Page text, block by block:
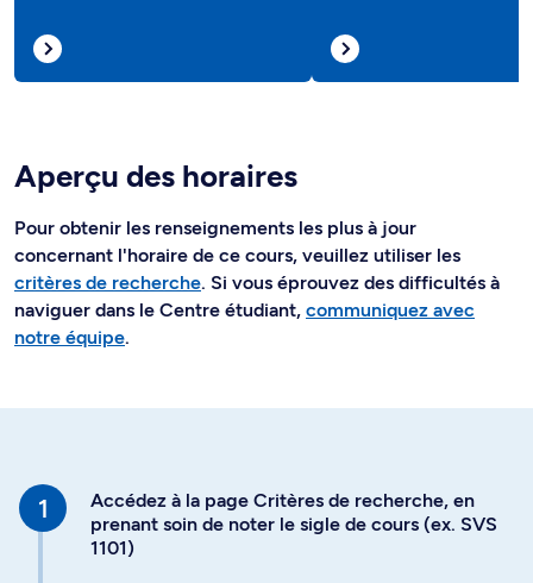
Aperçu des horaires
Pour obtenir les renseignements les plus à jour
concernant l'horaire de ce cours, veuillez utiliser les
critères de recherche. Si vous éprouvez des difficultés à
naviguer dans le Centre étudiant, communiquez avec
notre équipe.
Accédez à la page Critères de recherche, en
prenant soin de noter le sigle de cours (ex. SVS
1101)